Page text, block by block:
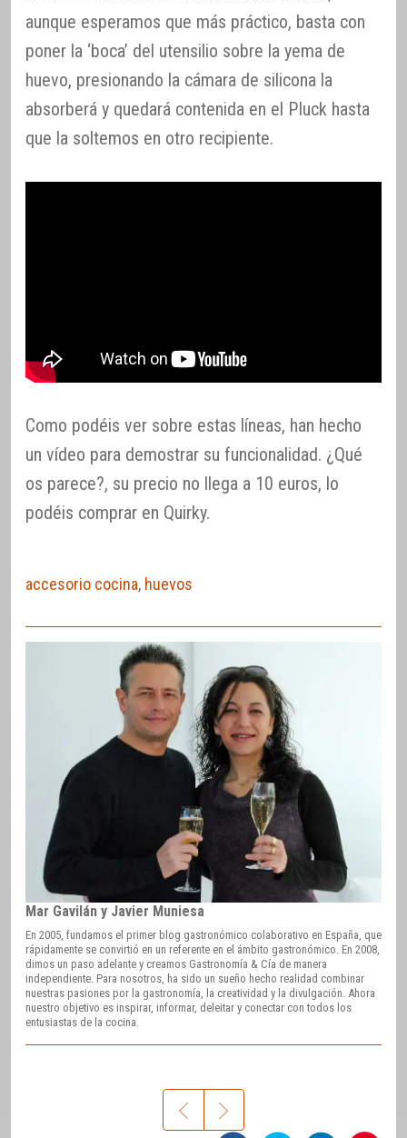
aunque esperamos que más práctico, basta con
poner la ‘boca’ del utensilio sobre la yema de
huevo, presionando la cámara de silicona la
absorberá y quedará contenida en el Pluck hasta
que la soltemos en otro recipiente.
Como podéis ver sobre estas líneas, han hecho
un vídeo para demostrar su funcionalidad. ¿Qué
os parece?, su precio no llega a 10 euros, lo
podéis comprar en Quirky.
accesorio cocina, huevos
Mar Gavilán y Javier Muniesa
En 2005, fundamos el primer blog gastronómico colaborativo en España, que
rápidamente se convirtió en un referente en el ámbito gastronómico. En 2008,
dimos un paso adelante y creamos Gastronomía & Cía de manera
independiente. Para nosotros, ha sido un sueño hecho realidad combinar
nuestras pasiones por la gastronomía, la creatividad y la divulgación. Ahora
nuestro objetivo es inspirar, informar, deleitar y conectar con todos los
entusiastas de la cocina.